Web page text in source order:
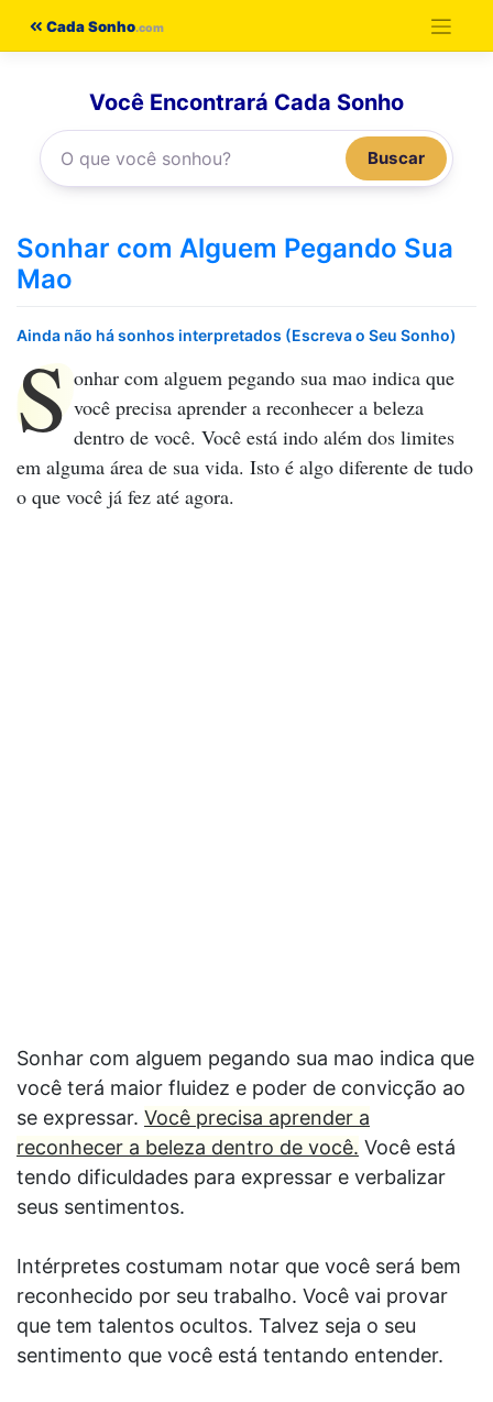
Cada Sonho
Você Encontrará Cada Sonho
Buscar
Sonhar com Alguem Pegando Sua
Mao
Ainda não há sonhos interpretados (Escreva o Seu Sonho)
S onhar com alguem pegando sua mao indica que
você precisa aprender a reconhecer a beleza
dentro de você. Você está indo além dos limites
em alguma área de sua vida. Isto é algo diferente de tudo
o que você já fez até agora.
Sonhar com alguem pegando sua mao indica que
você terá maior fluidez e poder de convicção ao
se expressar. Você precisa aprender a
reconhecer a beleza dentro de você. Você está
tendo dificuldades para expressar e verbalizar
seus sentimentos.
Intérpretes costumam notar que você será bem
reconhecido por seu trabalho. Você vai provar
que tem talentos ocultos. Talvez seja o seu
sentimento que você está tentando entender.